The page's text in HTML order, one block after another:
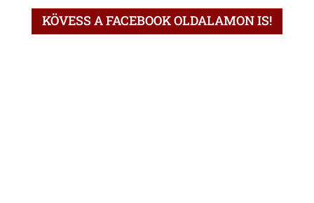
KÖVESS A FACEBOOK OLDALAMON IS!